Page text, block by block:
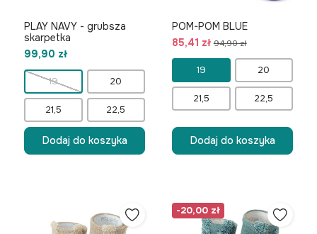
PLAY NAVY - grubsza
skarpetka
99,90 zł
19 20
21,5 22,5
Dodaj do koszyka
POM-POM BLUE
85,41 zł94,90 zł
19 20
21,5 22,5
Dodaj do koszyka
-20,00 zł